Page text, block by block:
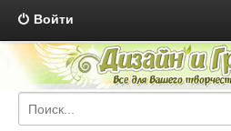
Войти